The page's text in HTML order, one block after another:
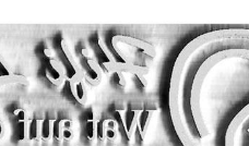
LINE
ADRESSSTEMPEL